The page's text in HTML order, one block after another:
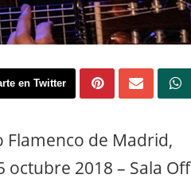
en Twitter
Flamenco de Madrid,
octubre 2018 – Sala Off